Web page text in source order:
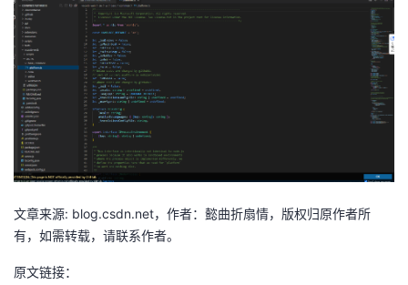
者
学
堂
我
课
程
的
认
我
的
我
支
持
我
的
技
术
支
我
的
云
声
文章来源: blog.csdn.net，作者：懿曲折扇情，版权归原作者所
有，如需转载，请联系作者。
原文链接：